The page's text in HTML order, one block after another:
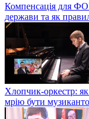
Компенсація для
держави та як
Хлопчик-оркестр:
мрію бути